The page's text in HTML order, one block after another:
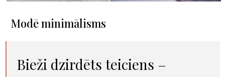
Modē minimālisms
Bieži dzirdēts teiciens –